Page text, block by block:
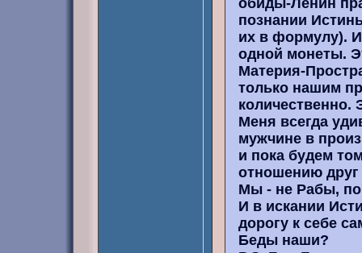
обиды-Ленин
познании
их в формулу).
одной монеты.
Материя-
только нашим
количественно.
Меня всегда
мужчине в
и пока будем
отношению друг
Мы - не Рабы, по
И в искании
дорогу к себе
Беды наши?